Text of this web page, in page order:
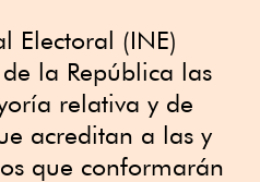
Electoral (INE)
la República las
relativa y de
acreditan a las y
que conformarán